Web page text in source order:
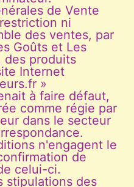
de Vente
ni
des ventes, par
Goûts et Les
des produits
Internet
»
à faire défaut,
comme régie par
dans le secteur
n'engagent le
de
celui-ci.
stipulations des